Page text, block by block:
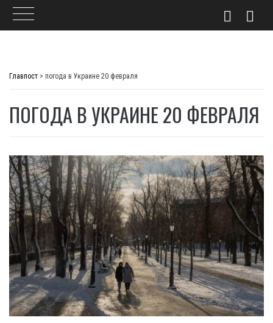
Главпост > погода в Украине 20 февраля
ПОГОДА В УКРАИНЕ 20 ФЕВРАЛЯ